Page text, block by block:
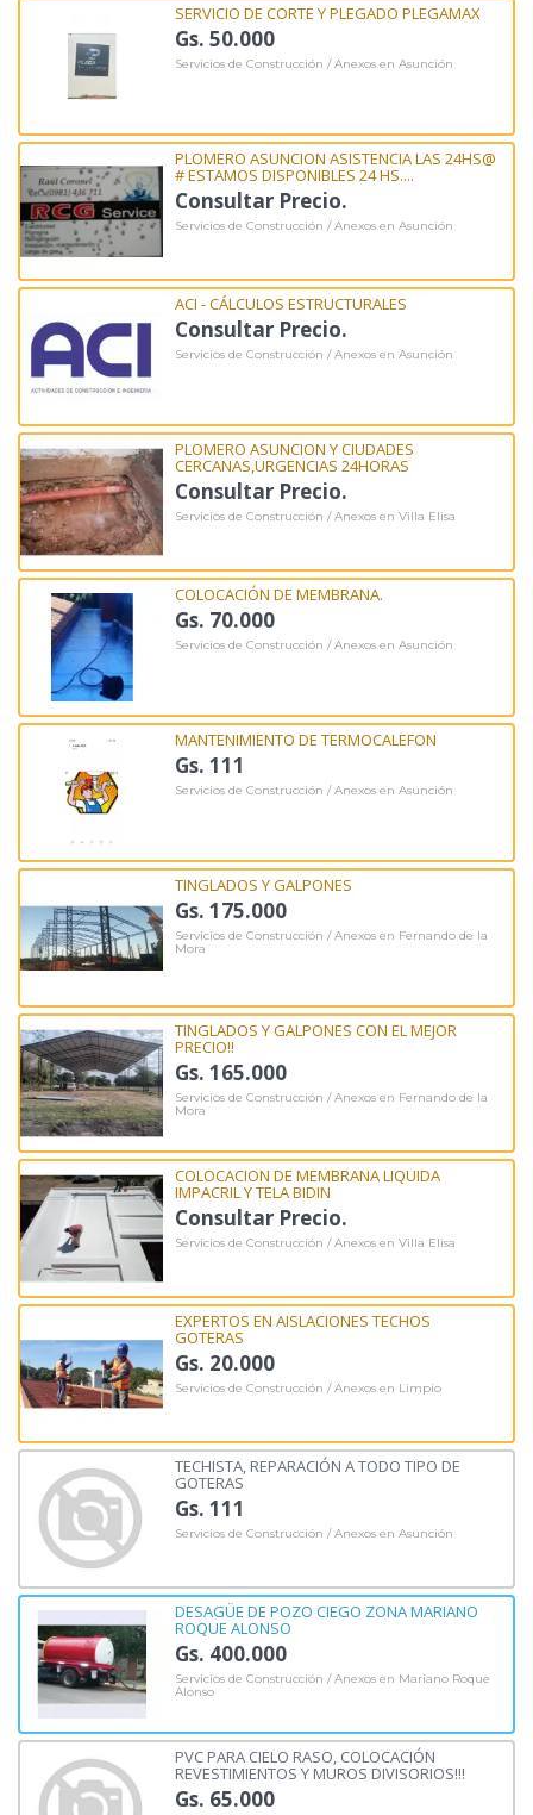
SERVICIO DE CORTE Y PLEGADO PLEGAMAX
Gs. 50.000
Servicios de Construcción / Anexos en Asunción
PLOMERO ASUNCION ASISTENCIA LAS 24HS@
# ESTAMOS DISPONIBLES 24 HS....
Consultar Precio.
Servicios de Construcción / Anexos en Asunción
ACI - CÁLCULOS ESTRUCTURALES
Consultar Precio.
Servicios de Construcción / Anexos en Asunción
PLOMERO ASUNCION Y CIUDADES
CERCANAS,URGENCIAS 24HORAS
Consultar Precio.
Servicios de Construcción / Anexos en Villa Elisa
COLOCACIÓN DE MEMBRANA.
Gs. 70.000
Servicios de Construcción / Anexos en Asunción
MANTENIMIENTO DE TERMOCALEFON
Gs. 111
Servicios de Construcción / Anexos en Asunción
TINGLADOS Y GALPONES
Gs. 175.000
Servicios de Construcción / Anexos en Fernando de la
Mora
TINGLADOS Y GALPONES CON EL MEJOR
PRECIO!!
Gs. 165.000
Servicios de Construcción / Anexos en Fernando de la
Mora
COLOCACION DE MEMBRANA LIQUIDA
IMPACRIL Y TELA BIDIN
Consultar Precio.
Servicios de Construcción / Anexos en Villa Elisa
EXPERTOS EN AISLACIONES TECHOS
GOTERAS
Gs. 20.000
Servicios de Construcción / Anexos en Limpio
TECHISTA, REPARACIÓN A TODO TIPO DE
GOTERAS
Gs. 111
Servicios de Construcción / Anexos en Asunción
DESAGÜE DE POZO CIEGO ZONA MARIANO
ROQUE ALONSO
Gs. 400.000
Servicios de Construcción / Anexos en Mariano Roque
Alonso
PVC PARA CIELO RASO, COLOCACIÓN
REVESTIMIENTOS Y MUROS DIVISORIOS!!!
Gs. 65.000